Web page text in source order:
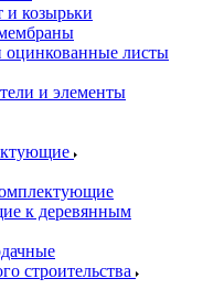
и козырьки
оцинкованные листы
и элементы
к деревянным
строительства